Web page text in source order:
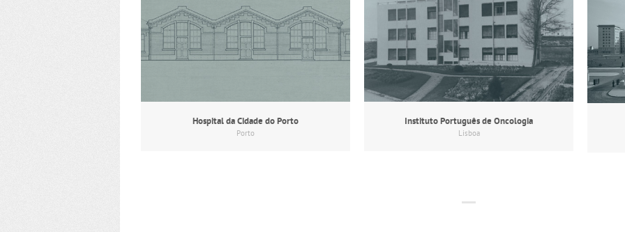
Instituto Português de Oncologia
Lisboa
Hospital da Cidade do Porto
Porto